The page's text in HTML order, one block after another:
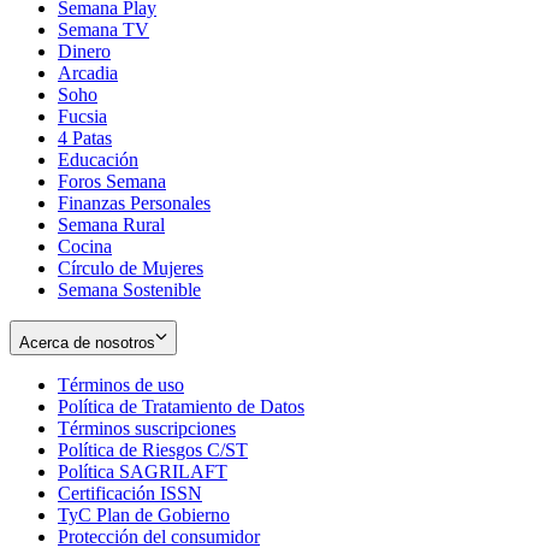
Semana Play
Semana TV
Dinero
Arcadia
Soho
in
new
window
Fucsia
in
new
window
4 Patas
Educación
Foros Semana
Finanzas Personales
Semana Rural
Cocina
Círculo de Mujeres
Semana Sostenible
Acerca de nosotros
Términos de uso
in
new
window
Política de Tratamiento de Datos
Términos suscripciones
in
Política de Riesgos C/ST
Política SAGRILAFT
new
window
Certificación ISSN
in
new
TyC Plan de Gobierno
in
Protección del consumidorOpens